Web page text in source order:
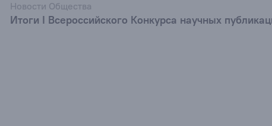
Новости Общества
Итоги I Всероссийского Конкурса научных